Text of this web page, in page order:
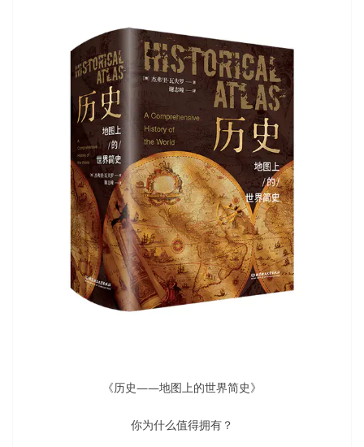
《历史——地图上的世界简史》
你为什么值得拥有？